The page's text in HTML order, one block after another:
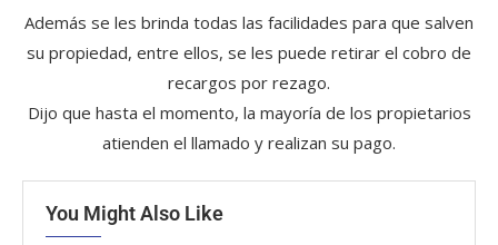
Además se les brinda todas las facilidades para que salven
su propiedad, entre ellos, se les puede retirar el cobro de
recargos por rezago.
Dijo que hasta el momento, la mayoría de los propietarios
atienden el llamado y realizan su pago.
You Might Also Like